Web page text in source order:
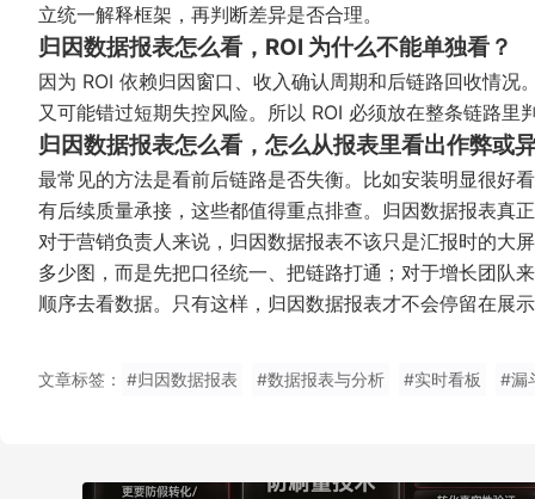
立统一解释框架，再判断差异是否合理。
归因数据报表怎么看，ROI 为什么不能单独看？
因为 ROI 依赖归因窗口、收入确认周期和后链路回收情
又可能错过短期失控风险。所以 ROI 必须放在整条链路里
归因数据报表怎么看，怎么从报表里看出作弊或
最常见的方法是看前后链路是否失衡。比如安装明显很好
有后续质量承接，这些都值得重点排查。归因数据报表真
对于营销负责人来说，归因数据报表不该只是汇报时的大
多少图，而是先把口径统一、把链路打通；对于增长团
顺序去看数据。只有这样，归因数据报表才不会停留在展
文章标签： #归因数据报表 #数据报表与分析 #实时看板 #漏